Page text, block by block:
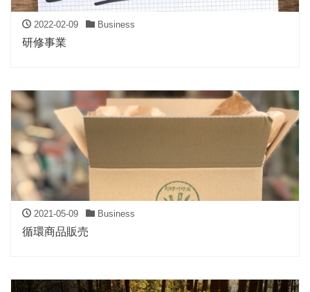
2022-02-09 Business
研修事業
2021-05-09 Business
循環商品販売